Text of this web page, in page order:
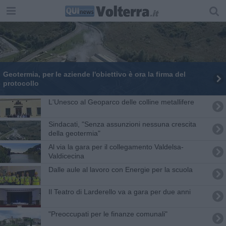
Geotermia, per le aziende l'obiettivo è ora la firma del
protocollo
L'Unesco al Geoparco delle colline metallifere
Sindacati, "Senza assunzioni nessuna crescita
della geotermia"
Al via la gara per il collegamento Valdelsa-
Valdicecina
Dalle aule al lavoro con Energie per la scuola
Il Teatro di Larderello va a gara per due anni
"Preoccupati per le finanze comunali"